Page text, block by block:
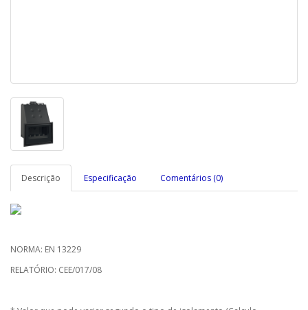
Descrição Especificação Comentários (0)
NORMA: EN 13229
RELATÓRIO: CEE/017/08